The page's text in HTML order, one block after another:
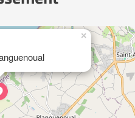
×